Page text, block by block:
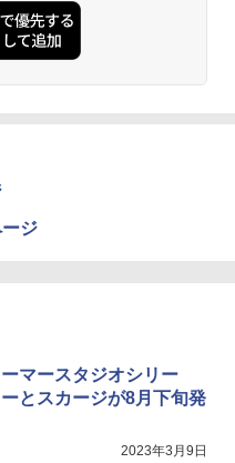
ジ
ーマースタジオシリー
とスカージが8月下旬発
2023年3月9日